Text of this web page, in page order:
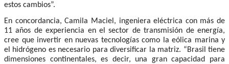
estos cambios”.
En concordancia,Camila Maciel, ingeniera eléctrica con más de
11 años de experiencia en el sector de transmisión de energía,
cree que invertir en nuevas tecnologías como la eólica marina y
el hidrógeno es necesario para diversificar la matriz. “Brasil tiene
dimensiones continentales, es decir, una gran capacidad para